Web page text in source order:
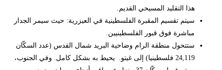
هذا التقليد المسيحي القديم.
سيتم تقسيم المقبرة الفلسطينية في العيزرية: حيث سيمر الجدار
مباشرة فوق قبور الفلسطينيين.
ستتحول منطقة الرام وضاحية البريد شمال القدس (عدد السكّان
24,119 فلسطينيا) إلى غيتو. يحيط به بشكل كامل. وفي الجنوب،